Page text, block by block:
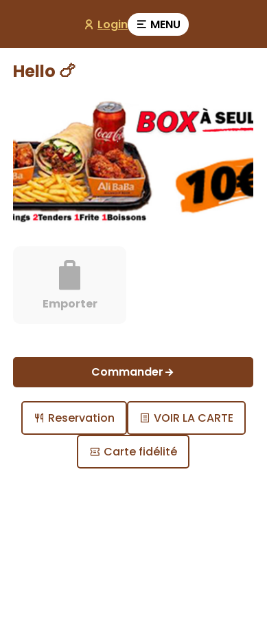
Login MENU
Hello 🍗
Emporter
Commander
Reservation VOIR LA CARTE
Carte fidélité